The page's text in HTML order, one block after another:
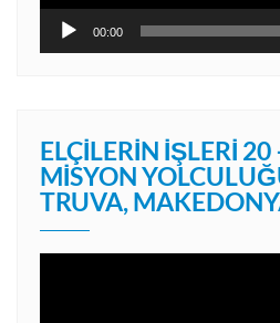
00:00
ELÇILERIN İŞLERI 20
MISYON
TRUVA,